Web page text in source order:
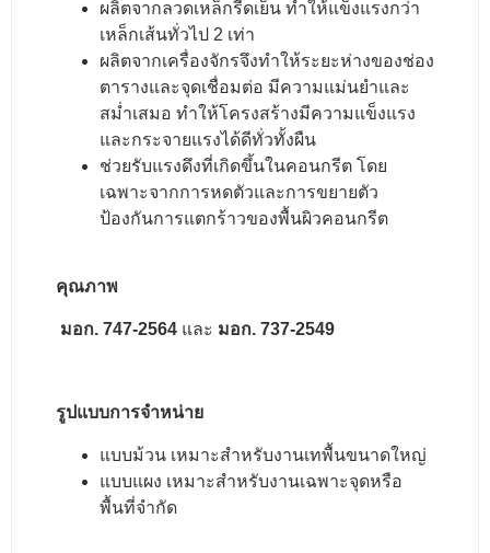
ผลิตจากลวดเหล็กรีดเย็น ทำให้แข็งแรงกว่า
เหล็กเส้นทั่วไป 2 เท่า
ผลิตจากเครื่องจักรจึงทำให้ระยะห่างของช่อง
ตารางและจุดเชื่อมต่อ มีความแม่นยำและ
สม่ำเสมอ ทำให้โครงสร้างมีความแข็งแรง
และกระจายแรงได้ดีทั่วทั้งผืน
ช่วยรับแรงดึงที่เกิดขึ้นในคอนกรีต โดย
เฉพาะจากการหดตัวและการขยายตัว
ป้องกันการแตกร้าวของพื้นผิวคอนกรีต
คุณภาพ
มอก. 747-2564 และ มอก. 737-2549
รูปแบบการจำหน่าย
แบบม้วน เหมาะสำหรับงานเทพื้นขนาดใหญ่
แบบแผง เหมาะสำหรับงานเฉพาะจุดหรือ
พื้นที่จำกัด